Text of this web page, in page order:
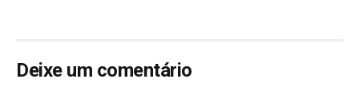
Deixe um comentário